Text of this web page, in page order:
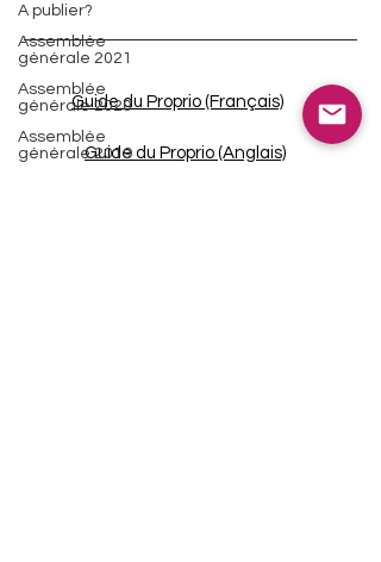
A publier?
Assemblée
générale 2021
Assemblée
générale 2020
Assemblée
générale 2019
Guide du Proprio (Français)
© 2022 APLS Association des propriétaires du lac des
Guide du Proprio (Anglais)